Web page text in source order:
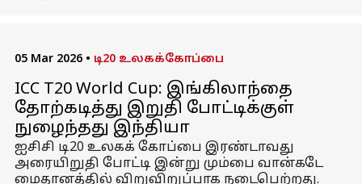
05 Mar 2026 • டி20 உலகக்கோப்பை
ICC T20 World Cup: இங்கிலாந்தை
தோற்கடித்து இறுதி போட்டிக்குள்
நுழைந்தது இந்தியா
ஐசிசி டி20 உலகக் கோப்பை இரண்டாவது
அரையிறுதி போட்டி இன்று மும்பை வான்கடே
மைதானத்தில் விறுவிறுப்பாக நடைபெற்றது.